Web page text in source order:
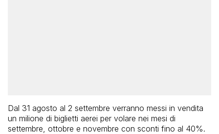
Dal 31 agosto al 2 settembre verranno messi in vendita
un milione di biglietti aerei per volare nei mesi di
settembre, ottobre e novembre con sconti fino al 40%.